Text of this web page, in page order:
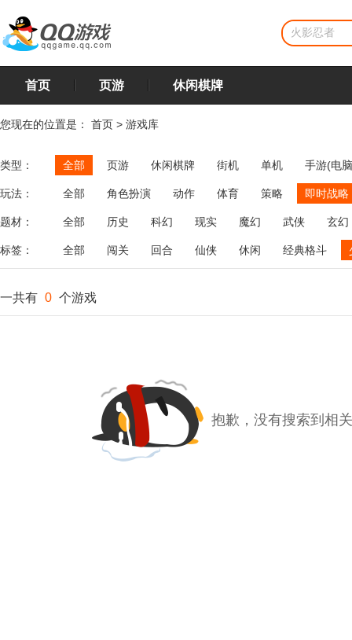
首页 页游 休闲棋牌
您现在的位置是： 首页 > 游戏库
类型： 全部 页游 休闲棋牌 街机 单机 手游(电
玩法： 全部 角色扮演 动作 体育 策略
即时战略
飞行
恋爱 第三人称射击 棋类 牌类 麻将
题材： 全部 历史 科幻 现实 魔幻 武侠 玄幻
标签： 全部 闯关 回合 仙侠 休闲 经典格斗
一共有 0 个游戏
抱歉，没有搜索到相